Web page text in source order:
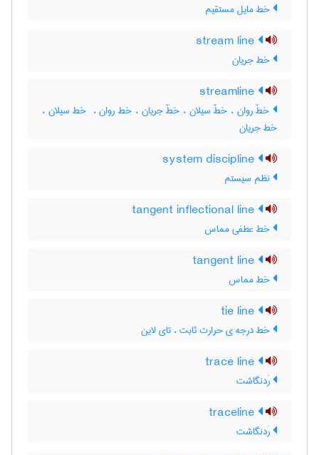
خط مایل مستقیم
خط جریان
خطّ روان ، خطّ سیلان ، خطّ جریان ، خط روان ، ‌ خط سیلان ،
خط جریان
نظم سیستم
خط عطفی مماس
خط مماس
خط درجه ی حرارت ثابت ، تای لاین
رَدنگاشت
رَدنگاشت